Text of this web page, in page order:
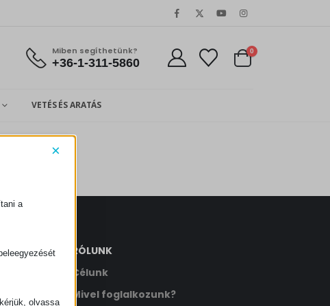
Miben segíthetünk?
+36-1-311-5860
0
VETÉS ÉS ARATÁS
RÓLUNK
Célunk
Mivel foglalkozunk?
×
a
olvassa